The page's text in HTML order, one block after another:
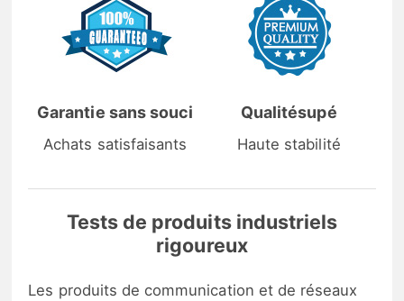
Garantie sans souci
Achats satisfaisants
Qualitésupé
Haute stabilité
Tests de produits industriels
rigoureux
Les produits de communication et de réseaux